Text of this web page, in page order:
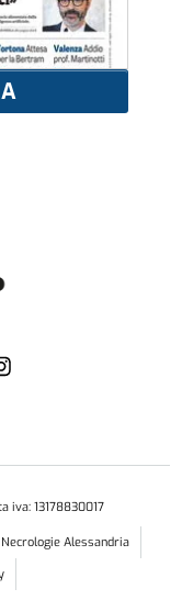
iva: 13178830017
Necrologie Alessandria